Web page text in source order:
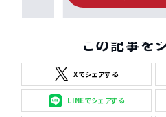
この記事を
Xでシェアする
LINEでシェアする